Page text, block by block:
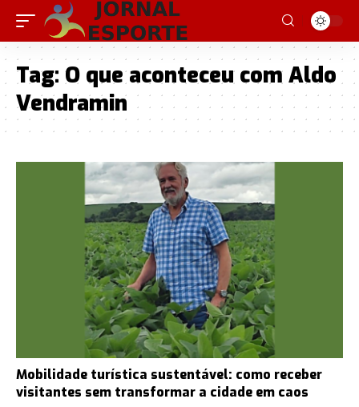
Tag: O que aconteceu com Aldo
Vendramin
Mobilidade turística sustentável: como receber
visitantes sem transformar a cidade em caos